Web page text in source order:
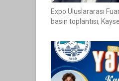
Expo Uluslararası
basın toplantısı,